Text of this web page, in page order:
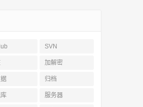
SVN
加解密
归档
服务器